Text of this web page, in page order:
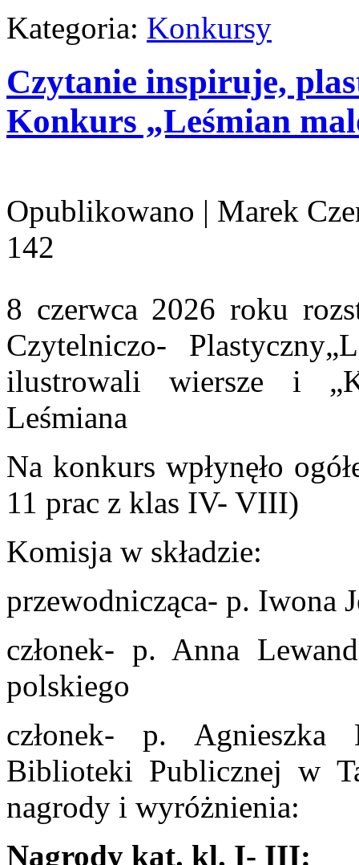
Kategoria: Konkursy
Czytanie inspiruje,
Konkurs „Leśmian
Opublikowano | Marek
142
8 czerwca 2026 roku
Czytelniczo-
ilustrowali wiersze i
Leśmiana
Na konkurs wpłynęło
11 prac z klas IV- VIII)
Komisja w składzie:
przewodnicząca- p. Iwona
członek- p. Anna
polskiego
członek- p. Agnieszka
Biblioteki Publicznej w
nagrody i wyróżnienia:
Nagrody kat. kl. I- III: